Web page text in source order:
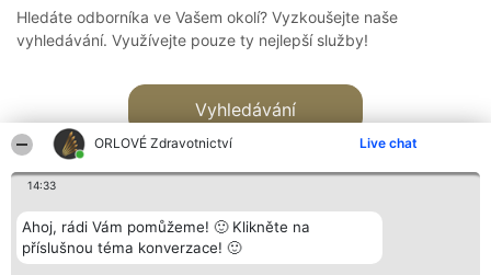
ORLOVÉ Zdravotnictví Live chat
14:33
Ahoj, rádi Vám pomůžeme! 🙂 Klikněte na
příslušnou téma konverzace! 🙂
Hledáte odborníka ve Vašem okolí? Vyzkoušejte naše
vyhledávání. Využívejte pouze ty nejlepší služby!
Vyhledávání